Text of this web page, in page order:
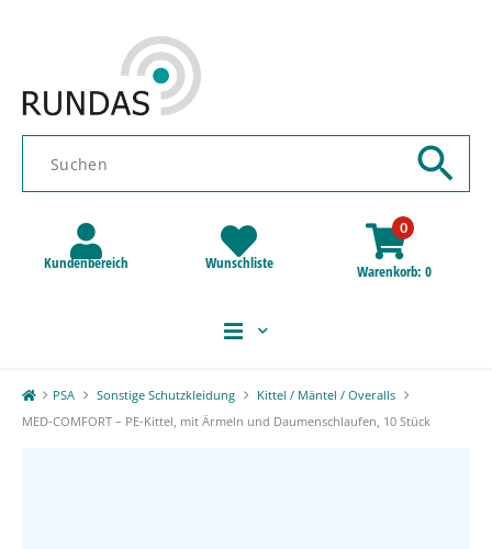
Kundenbereich Wunschliste
0
Warenkorb 0
PSA Sonstige Schutzkleidung
Kittel / Mäntel / Overalls
MED-COMFORT – PE-Kittel, mit Ärmeln und Daumenschlaufen, 10 Stück